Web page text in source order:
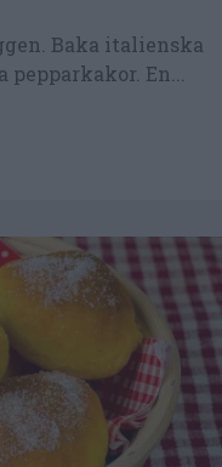
Baka italienska
En...